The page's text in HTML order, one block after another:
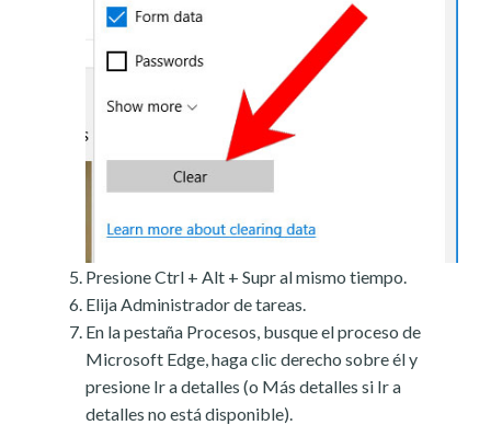
Presione Ctrl + Alt + Supr al mismo tiempo.
Elija Administrador de tareas.
En la pestaña Procesos, busque el proceso de
Microsoft Edge, haga clic derecho sobre él y
presione Ir a detalles (o Más detalles si Ir a
detalles no está disponible).